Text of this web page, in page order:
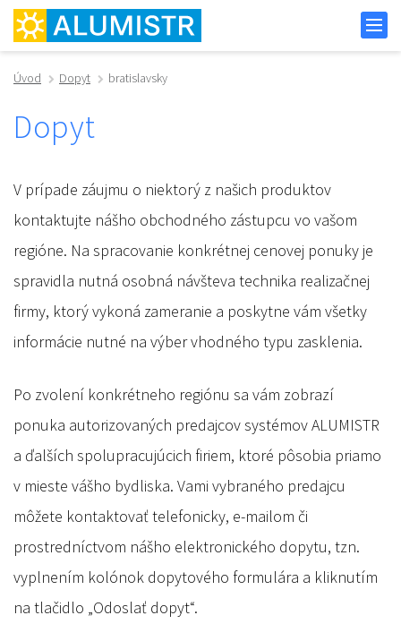
Úvod Dopyt bratislavsky
Dopyt
V prípade záujmu o niektorý z našich produktov
kontaktujte nášho obchodného zástupcu vo vašom
regióne. Na spracovanie konkrétnej cenovej ponuky je
spravidla nutná osobná návšteva technika realizačnej
firmy, ktorý vykoná zameranie a poskytne vám všetky
informácie nutné na výber vhodného typu zasklenia.
Po zvolení konkrétneho regiónu sa vám zobrazí
ponuka autorizovaných predajcov systémov ALUMISTR
a ďalších spolupracujúcich firiem, ktoré pôsobia priamo
v mieste vášho bydliska. Vami vybraného predajcu
môžete kontaktovať telefonicky, e-mailom či
prostredníctvom nášho elektronického dopytu, tzn.
vyplnením kolónok dopytového formulára a kliknutím
na tlačidlo „Odoslať dopyt“.